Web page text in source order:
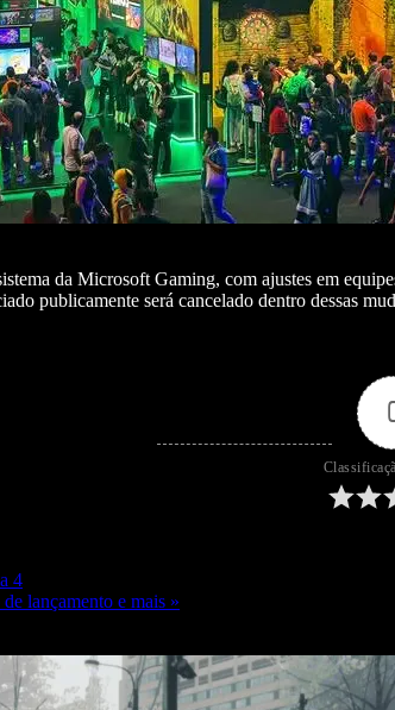
da Microsoft Gaming, com ajustes em
publicamente será cancelado dentro dessas
4
lançamento e mais »